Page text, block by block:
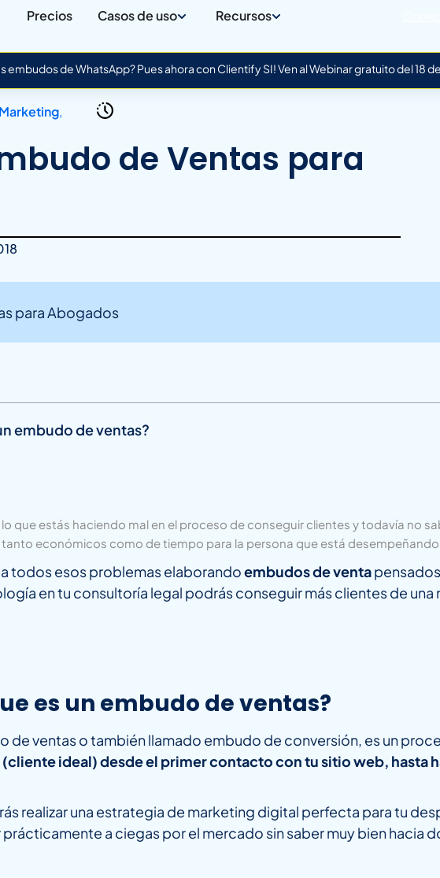
Precios Casos de uso Recursos
embudos de WhatsApp? Pues ahora con Clientify SI! Ven al Webinar gratuito del 18
,
de Ventas para
para Abogados
embudo de ventas?
que estás haciendo mal en el proceso de conseguir clientes y todavía no
económicos como de tiempo para la persona que está
todos esos problemas elaborandoembudos de venta
en tu consultoría legal podrás conseguir más clientes de una
es un embudo de ventas?
de ventas o también llamado embudo de conversión, es un
ideal) desde el primer contacto con tu sitio web, hasta
realizar una estrategia de marketing digital perfecta para tu
a ciegas por el mercado sin saber muy bien hacia